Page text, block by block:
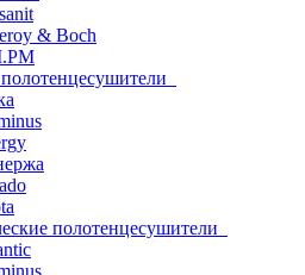
& Boch
полотенцесушители